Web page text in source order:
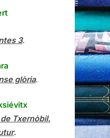
3.
glòria.
Txernòbil.
.